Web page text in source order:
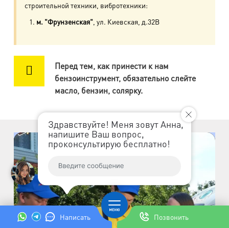
Написать Позвонить
Здравствуйте! Меня зовут Анна,
напишите Ваш вопрос,
проконсультирую бесплатно!
м. Приморская
пр. Науки, д.8, к.1
м. Озерки, м. Пр. Просвещения
м. Автово
пр. Маршала Жукова, д.35, к.3
м. Елизаровская
пр. Елизарова, д.36
м. Международная
ул. Белы Куна, д.20, к.1
строительной техники, вибротехники:
м. "Фрунзенская" , ул. Киевская, д.32В
Перед тем, как принести к нам
бензоинструмент, обязательно слейте
масло, бензин, солярку.